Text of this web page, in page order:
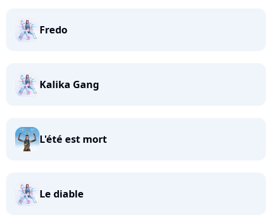
Fredo
Kalika Gang
L'été est mort
Le diable